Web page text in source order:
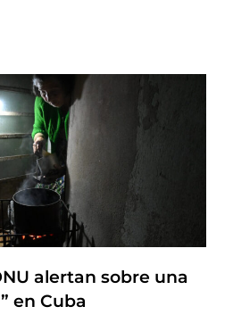
alertan sobre una
en Cuba